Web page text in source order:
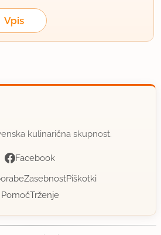
Vpis
kulinarična skupnost.
Facebook
ZasebnostPiškotki
PomočTrženje